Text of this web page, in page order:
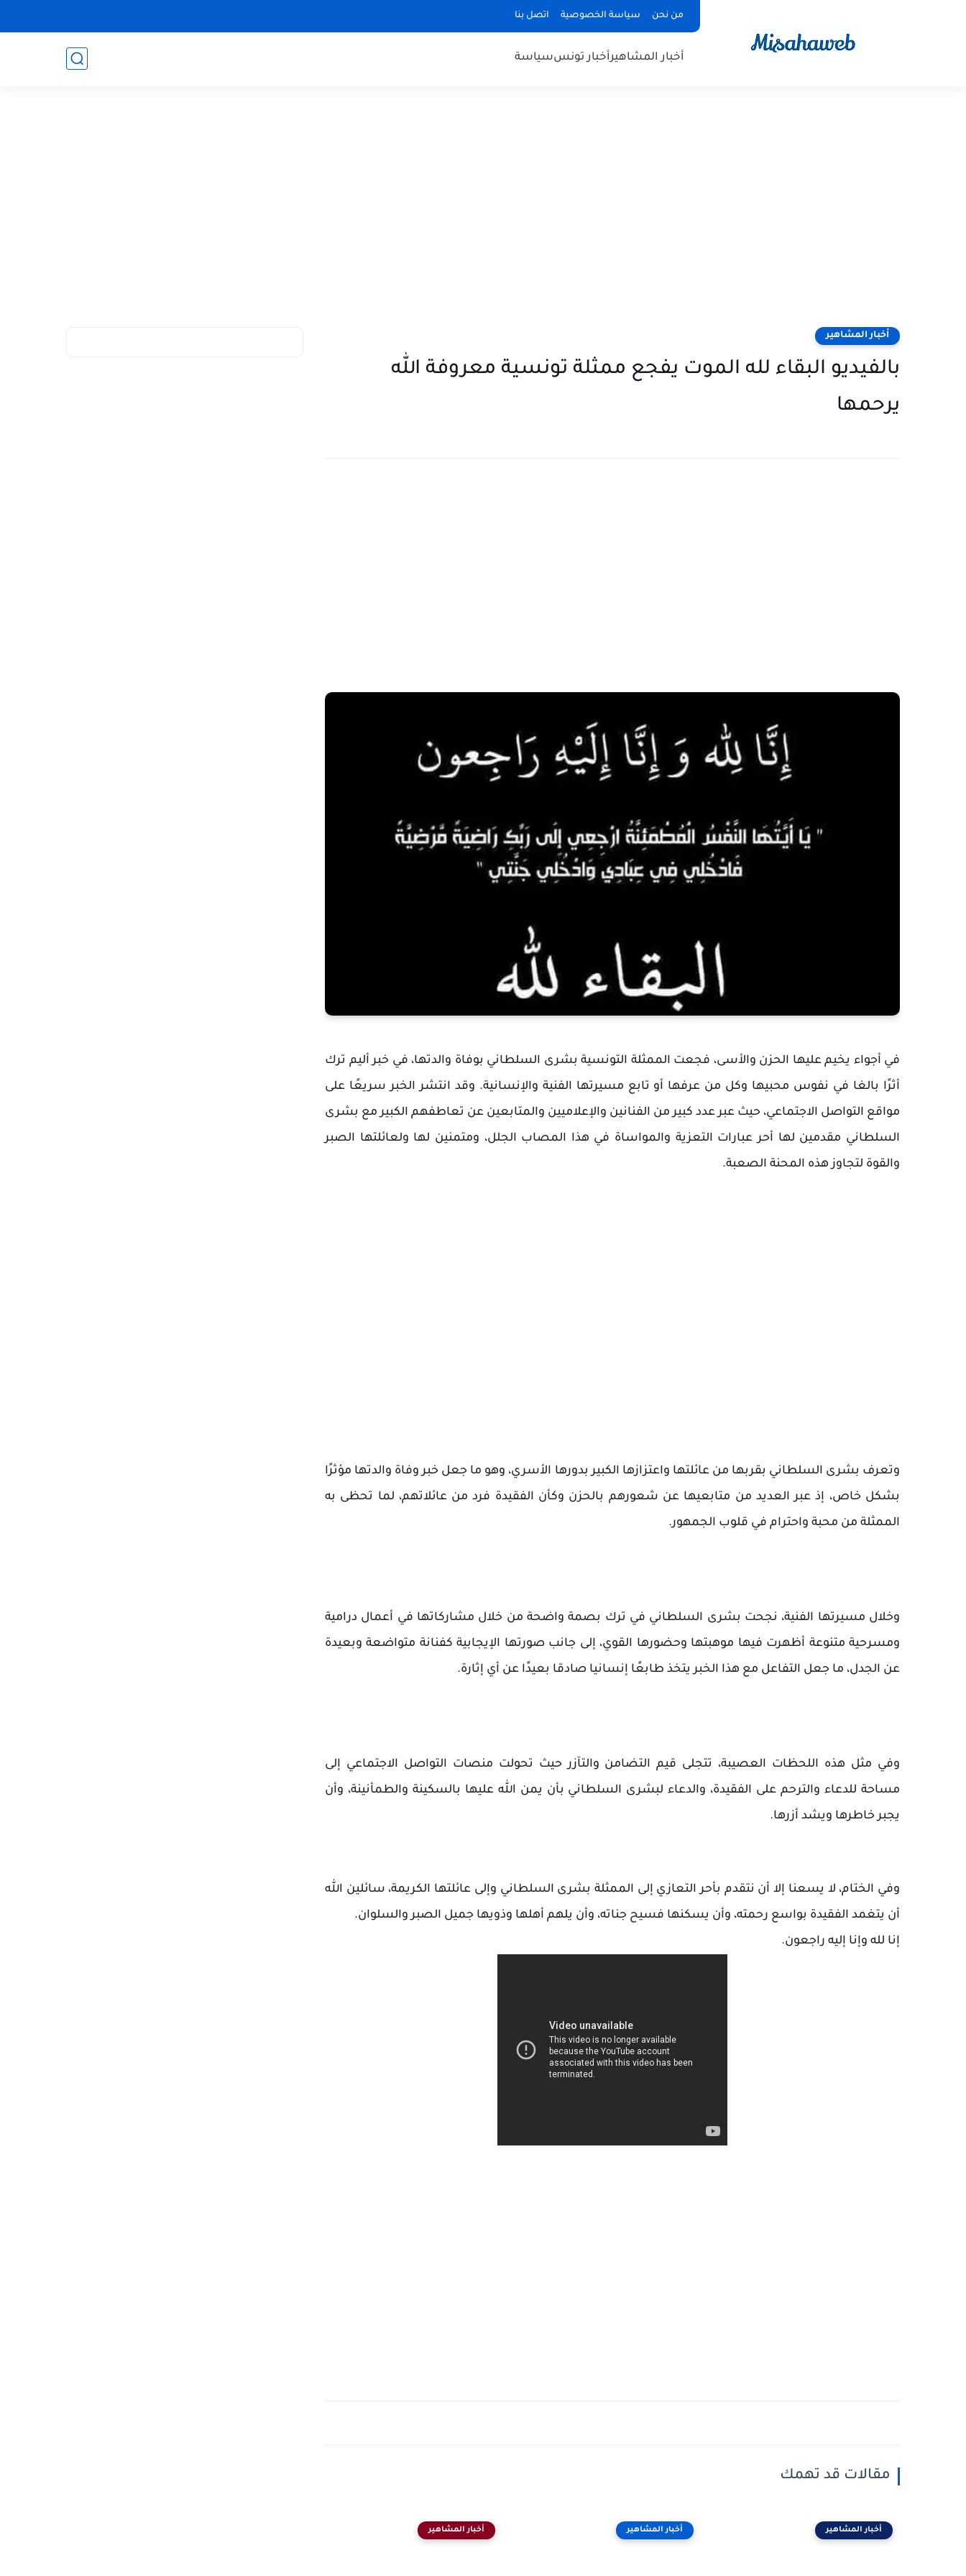
من نحن سياسة الخصوصية اتصل بنا
أخبار المشاهيرأخبار تونسسياسة
أخبار المشاهير
بالفيديو البقاء لله الموت يفجع ممثلة تونسية معروفة الله
يرحمها
في أجواء يخيم عليها الحزن والأسى، فجعت الممثلة التونسية بشرى السلطاني بوفاة والدتها، في خبر أليم ترك
أثرًا بالغا في نفوس محبيها وكل من عرفها أو تابع مسيرتها الفنية والإنسانية. وقد انتشر الخبر سريعًا على
مواقع التواصل الاجتماعي، حيث عبر عدد كبير من الفنانين والإعلاميين والمتابعين عن تعاطفهم الكبير مع بشرى
السلطاني مقدمين لها أحر عبارات التعزية والمواساة في هذا المصاب الجلل، ومتمنين لها ولعائلتها الصبر
والقوة لتجاوز هذه المحنة الصعبة.
وتعرف بشرى السلطاني بقربها من عائلتها واعتزازها الكبير بدورها الأسري، وهو ما جعل خبر وفاة والدتها مؤثرًا
بشكل خاص، إذ عبر العديد من متابعيها عن شعورهم بالحزن وكأن الفقيدة فرد من عائلاتهم، لما تحظى به
الممثلة من محبة واحترام في قلوب الجمهور.
وخلال مسيرتها الفنية، نجحت بشرى السلطاني في ترك بصمة واضحة من خلال مشاركاتها في أعمال درامية
ومسرحية متنوعة أظهرت فيها موهبتها وحضورها القوي، إلى جانب صورتها الإيجابية كفنانة متواضعة وبعيدة
عن الجدل، ما جعل التفاعل مع هذا الخبر يتخذ طابعًا إنسانيا صادقا بعيدًا عن أي إثارة.
وفي مثل هذه اللحظات العصيبة، تتجلى قيم التضامن والتآزر حيث تحولت منصات التواصل الاجتماعي إلى
مساحة للدعاء والترحم على الفقيدة، والدعاء لبشرى السلطاني بأن يمن الله عليها بالسكينة والطمأنينة، وأن
يجبر خاطرها ويشد أزرها.
وفي الختام، لا يسعنا إلا أن نتقدم بأحر التعازي إلى الممثلة بشرى السلطاني وإلى عائلتها الكريمة، سائلين الله
أن يتغمد الفقيدة بواسع رحمته، وأن يسكنها فسيح جناته، وأن يلهم أهلها وذويها جميل الصبر والسلوان.
إنا لله وإنا إليه راجعون.
مقالات قد تهمك
أخبار المشاهير أخبار المشاهير أخبار المشاهير